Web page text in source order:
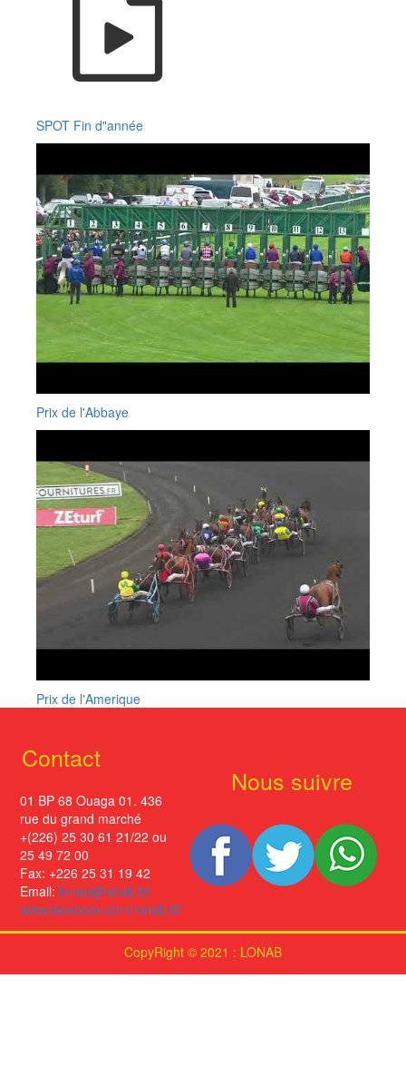
SPOT Fin d"année
Prix de l'Abbaye
Prix de l'Amerique
Contact
01 BP 68 Ouaga 01. 436
rue du grand marché
+(226) 25 30 61 21/22 ou
25 49 72 00
Fax: +226 25 31 19 42
Email: lonab@lonab.bf
www.facebook.com/lonab.bf
Nous suivre
CopyRight © 2021 : LONAB